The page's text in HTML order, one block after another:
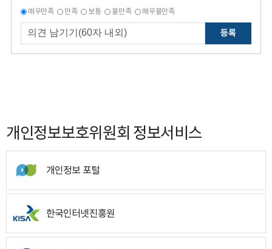
매우만족 만족 보통 불만족 매우불만족
등록
개인정보보호위원회 정보서비스
개인정보 포털
한국인터넷진흥원